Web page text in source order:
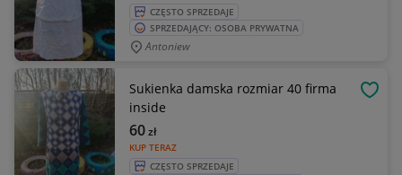
CZĘSTO SPRZEDAJE
SPRZEDAJĄCY: OSOBA PRYWATNA
Antoniew
Sukienka damska rozmiar 40 firma
inside
KUP TERAZ
60zł
CZĘSTO SPRZEDAJE